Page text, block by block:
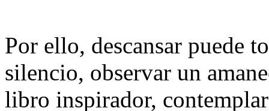
Por ello, descansar puede
silencio, observar un
libro inspirador,